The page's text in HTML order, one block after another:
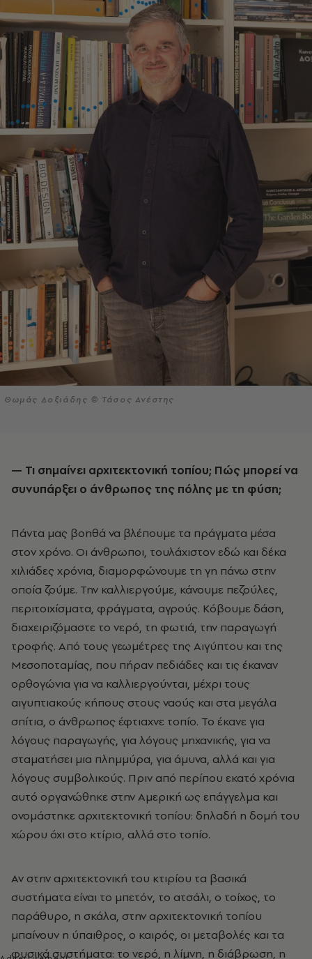
Θωμάς Δοξιάδης © Τάσος Ανέστης
— Τι σημαίνει αρχιτεκτονική τοπίου; Πώς μπορεί να
συνυπάρξει ο άνθρωπος της πόλης με τη φύση;
Πάντα μας βοηθά να βλέπουμε τα πράγματα μέσα
στον χρόνο. Οι άνθρωποι, τουλάχιστον εδώ και δέκα
χιλιάδες χρόνια, διαμορφώνουμε τη γη πάνω στην
οποία ζούμε. Την καλλιεργούμε, κάνουμε πεζούλες,
περιτοιχίσματα, φράγματα, αγρούς. Κόβουμε δάση,
διαχειριζόμαστε το νερό, τη φωτιά, την παραγωγή
τροφής. Από τους γεωμέτρες της Αιγύπτου και της
Μεσοποταμίας, που πήραν πεδιάδες και τις έκαναν
ορθογώνια για να καλλιεργούνται, μέχρι τους
αιγυπτιακούς κήπους στους ναούς και στα μεγάλα
σπίτια, ο άνθρωπος έφτιαχνε τοπίο. Το έκανε για
λόγους παραγωγής, για λόγους μηχανικής, για να
σταματήσει μια πλημμύρα, για άμυνα, αλλά και για
λόγους συμβολικούς. Πριν από περίπου εκατό χρόνια
αυτό οργανώθηκε στην Αμερική ως επάγγελμα και
ονομάστηκε αρχιτεκτονική τοπίου: δηλαδή η δομή του
χώρου όχι στο κτίριο, αλλά στο τοπίο.
Αν στην αρχιτεκτονική του κτιρίου τα βασικά
συστήματα είναι το μπετόν, το ατσάλι, ο τοίχος, το
παράθυρο, η σκάλα, στην αρχιτεκτονική τοπίου
μπαίνουν η ύπαιθρος, ο καιρός, οι μεταβολές και τα
φυσικά συστήματα: το νερό, η λίμνη, η διάβρωση, η